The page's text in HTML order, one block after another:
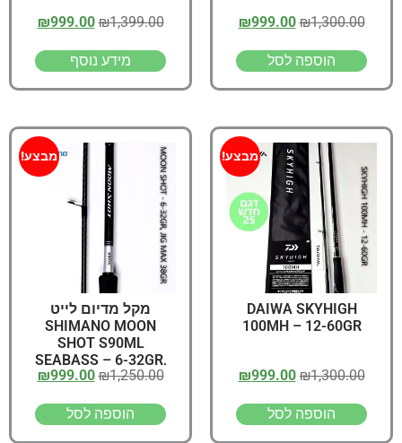
₪1,300.00
₪999.00
הוספה לסל
₪1,399.00
₪999.00
מידע נוסף
מבצע!
DAIWA SKYHIGH
100MH – 12-60GR
₪1,300.00
₪999.00
הוספה לסל
מבצע!
מקל מדיום לייט
SHIMANO MOON
SHOT S90ML
SEABASS – 6-32GR,
JIG MAX 38GR
₪1,250.00
₪999.00
הוספה לסל